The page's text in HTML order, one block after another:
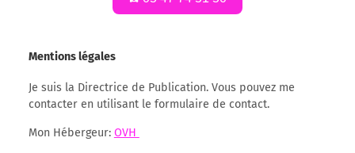
Mentions légales
Je suis la Directrice de Publication. Vous pouvez me
contacter en utilisant le formulaire de contact.
Mon Hébergeur: OVH